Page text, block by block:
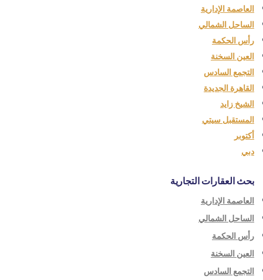
العاصمة الإدارية
الساحل الشمالي
رأس الحكمة
العين السخنة
التجمع السادس
القاهرة الجديدة
الشيخ زايد
المستقبل سيتي
أكتوبر
دبي
بحث العقارات التجارية
العاصمة الإدارية
الساحل الشمالي
رأس الحكمة
العين السخنة
التجمع السادس